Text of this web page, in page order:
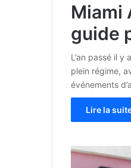
Miami
guide
L’an passé il
plein régime,
événements
Lire la